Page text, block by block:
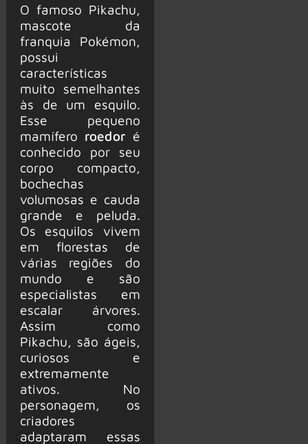
O famoso Pikachu,
mascote da
franquia Pokémon,
possui
características
muito semelhantes
às de um esquilo.
Esse pequeno
mamífero roedor é
conhecido por seu
corpo compacto,
bochechas
volumosas e cauda
grande e peluda.
Os esquilos vivem
em florestas de
várias regiões do
mundo e são
especialistas em
escalar árvores.
Assim como
Pikachu, são ágeis,
curiosos e
extremamente
ativos. No
personagem, os
criadores
adaptaram essas